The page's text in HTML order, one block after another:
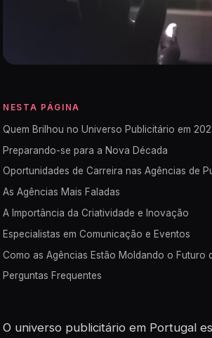
NESTA PÁGINA
Quem Brilhou no Universo Publicitário em
Preparando-se para a Nova Década
Oportunidades de Carreira nas Agências de
As Agências Mais Faladas
A Importância da Criatividade e Inovação
Especialistas em Comunicação e Eventos
Como as Agências Estão Moldando o Futuro
Perguntas Frequentes
O universo publicitário em Portugal